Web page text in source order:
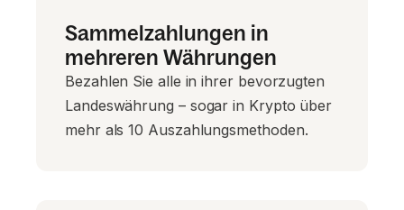
Sammelzahlungen in
mehreren Währungen
Bezahlen Sie alle in ihrer bevorzugten
Landeswährung – sogar in Krypto über
mehr als 10 Auszahlungsmethoden.